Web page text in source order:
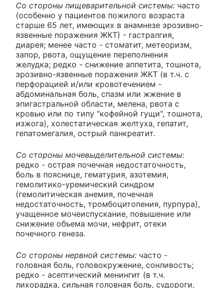
Со стороны пищеварительной системы: часто
(особенно у пациентов пожилого возраста
старше 65 лет, имеющих в анамнезе эрозивно-
язвенные поражения ЖКТ) - гастралгия,
диарея; менее часто - стоматит, метеоризм,
запор, рвота, ощущение переполнения
желудка; редко - снижение аппетита, тошнота,
эрозивно-язвенные поражения ЖКТ (в т.ч. с
перфорацией и/или кровотечением -
абдоминальная боль, спазм или жжение в
эпигастральной области, мелена, рвота с
кровью или по типу "кофейной гущи", тошнота,
изжога), холестатическая желтуха, гепатит,
гепатомегалия, острый панкреатит.
Со стороны мочевыделительной системы:
редко - острая почечная недостаточность,
боль в пояснице, гематурия, азотемия,
гемолитико-уремический синдром
(гемолитическая анемия, почечная
недостаточность, тромбоцитопения, пурпура),
учащенное мочеиспускание, повышение или
снижение объема мочи, нефрит, отеки
почечного генеза.
Со стороны нервной системы: часто -
головная боль, головокружение, сонливость;
редко - асептический менингит (в т.ч.
лихорадка, сильная головная боль, судороги,